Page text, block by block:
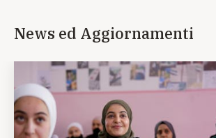
News ed Aggiornamenti